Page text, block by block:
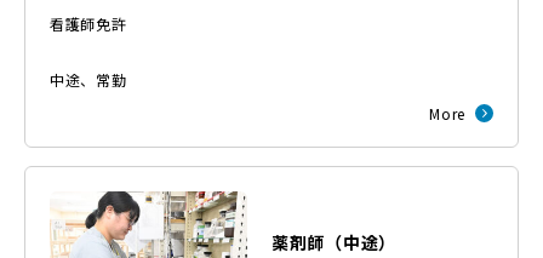
看護師免許
中途、 常勤
More
薬剤師（中途）